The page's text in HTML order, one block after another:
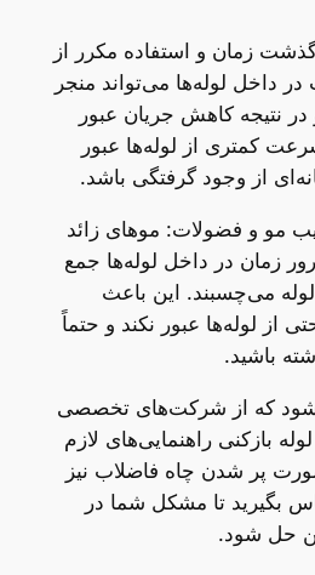
زمان و استفاده مکرر از
در داخل لوله‌ها می‌تواند منجر
نتیجه کاهش جریان عبور
کمتری از لوله‌ها عبور
از وجود گرفتگی باشد.
مو و فضولات: موهای زائد
زمان در داخل لوله‌ها جمع
می‌چسبند. این باعث
از لوله‌ها عبور نکند و حتماً
باشید.
که از شرکت‌های تخصصی
بازکنی راهنمایی‌های لازم
پر شدن چاه فاضلاب نیز
بگیرید تا مشکل شما در
حل شود.